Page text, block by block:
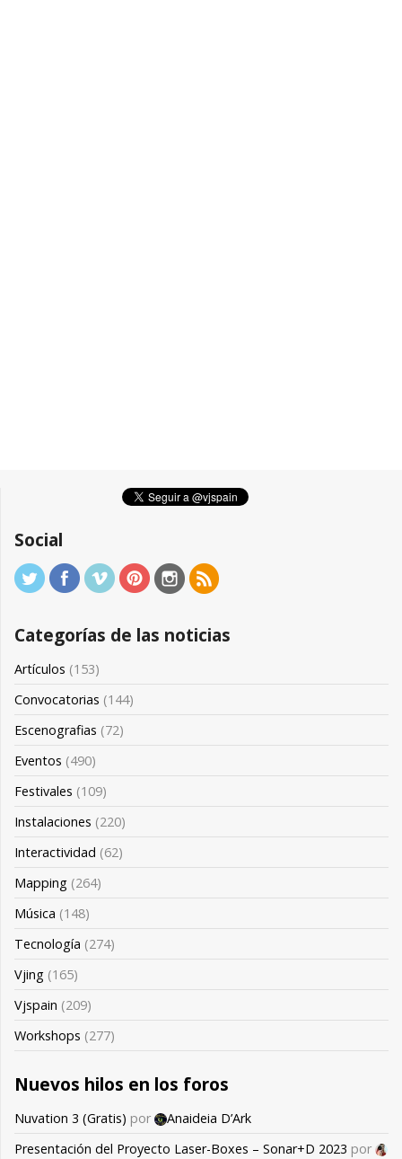
Social
Categorías de las noticias
Artículos (153)
Convocatorias (144)
Escenografias (72)
Eventos (490)
Festivales (109)
Instalaciones (220)
Interactividad (62)
Mapping (264)
Música (148)
Tecnología (274)
Vjing (165)
Vjspain (209)
Workshops (277)
Nuevos hilos en los foros
Nuvation 3 (Gratis) por
Anaideia D’Ark
Presentación del Proyecto Laser-Boxes – Sonar+D 2023 por